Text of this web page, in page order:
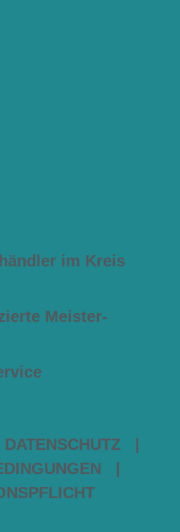
im Kreis
Meister-
DATENSCHUTZ